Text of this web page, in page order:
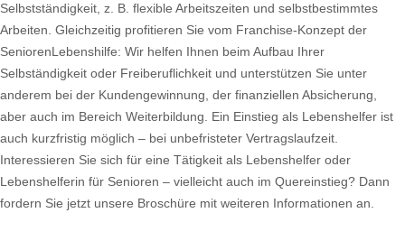
Selbstständigkeit, z. B. flexible Arbeitszeiten und selbstbestimmtes
Arbeiten. Gleichzeitig profitieren Sie vom Franchise-Konzept der
SeniorenLebenshilfe: Wir helfen Ihnen beim Aufbau Ihrer
Selbständigkeit oder Freiberuflichkeit und unterstützen Sie unter
anderem bei der Kundengewinnung, der finanziellen Absicherung,
aber auch im Bereich Weiterbildung. Ein Einstieg als Lebenshelfer ist
auch kurzfristig möglich – bei unbefristeter Vertragslaufzeit.
Interessieren Sie sich für eine Tätigkeit als Lebenshelfer oder
Lebenshelferin für Senioren – vielleicht auch im Quereinstieg? Dann
fordern Sie jetzt unsere Broschüre mit weiteren Informationen an.